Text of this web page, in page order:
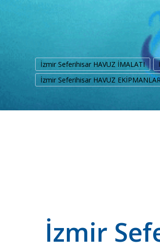
İzmir Seferihisar HAVUZ İMALATI
İzmir Seferihisar HAVUZ
İzmir